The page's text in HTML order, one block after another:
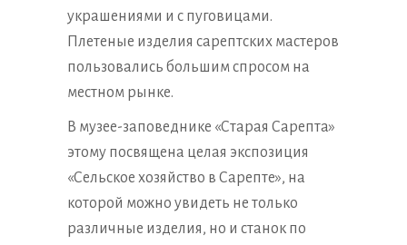
украшениями и с пуговицами.
Плетеные изделия сарептских мастеров
пользовались большим спросом на
местном рынке.
В музее-заповеднике «Старая Сарепта»
этому посвящена целая экспозиция
«Сельское хозяйство в Сарепте», на
которой можно увидеть не только
различные изделия, но и станок по